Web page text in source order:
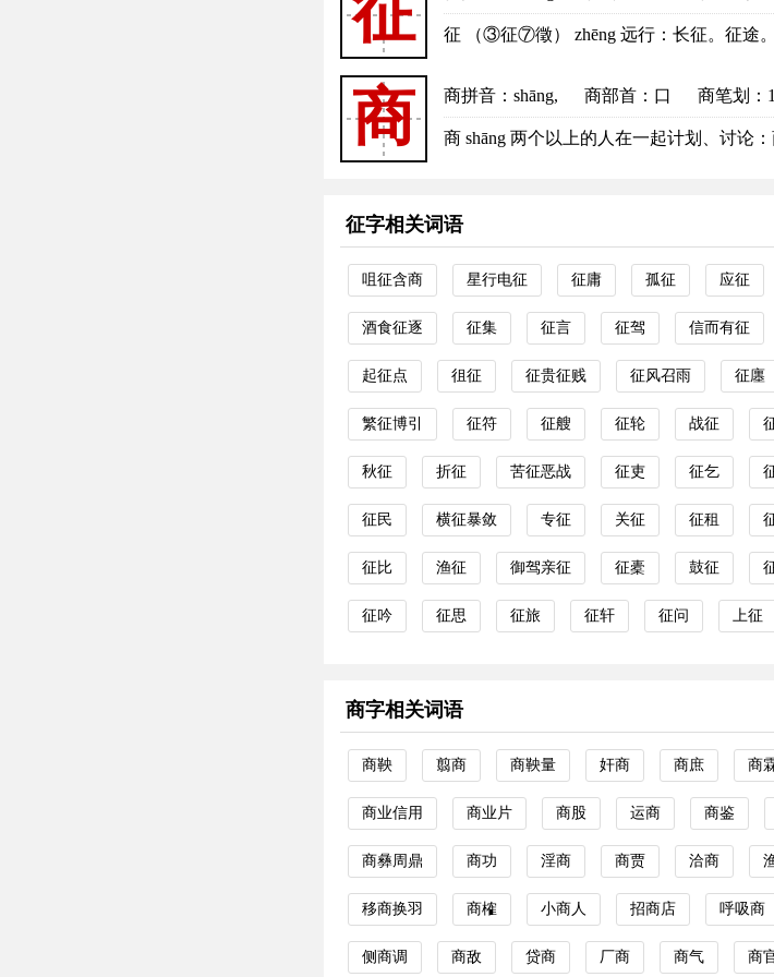
征 （③征⑦徵） zhēng 远行：长征。征途
商 商拼音 ：shāng, 商部首 ：口 商笔划：
商 shāng 两个以上的人在一起计划、讨论
征字相关词语
咀征含商 星行电征 征庸 孤征 应征
酒食征逐 征集 征言 征驾 信而有征
起征点 徂征 征贵征贱 征风召雨 征廛
繁征博引 征符 征艘 征轮 战征
秋征 折征 苦征恶战 征吏 征乞
征民 横征暴敛 专征 关征 征租
征比 渔征 御驾亲征 征橐 鼓征
征吟 征思 征旅 征轩 征问 上征
商字相关词语
商鞅 翦商 商鞅量 奸商 商庶 商
商业信用 商业片 商股 运商 商鉴
商彝周鼎 商功 淫商 商贾 洽商
移商换羽 商榷 小商人 招商店 呼吸商
侧商调 商敌 贷商 厂商 商气 商